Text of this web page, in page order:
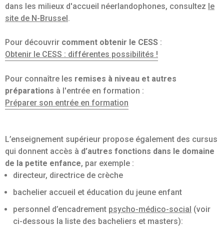
dans les milieux d'accueil néerlandophones, consultez le
site de N-Brussel .
Pour découvrir comment obtenir le CESS :
Obtenir le CESS : différentes possibilités !
Pour connaître les remises à niveau et autres
préparations à l'entrée en formation :
Préparer son entrée en formation
L’enseignement supérieur propose également des cursus
qui donnent accès à d’autres fonctions dans le domaine
de la petite enfance, par exemple :
directeur, directrice de crèche
bachelier accueil et éducation du jeune enfant
personnel d’encadrement psycho-médico-social (voir
ci-dessous la liste des bacheliers et masters):